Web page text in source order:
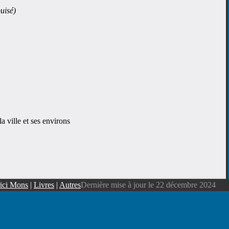
ville et ses environs
Mons | Livres | AutresDernière mise à jour le 22 décembre 2024